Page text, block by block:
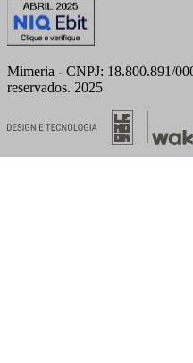
Mimeria - CNPJ: 18.800.891/
reservados. 2025